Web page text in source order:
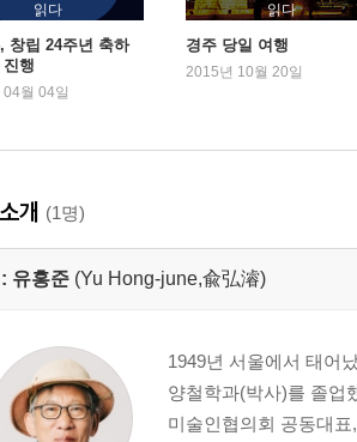
읽다
창립 24주년 축하
행
월 04일
읽다
경주 당일 여행
2015년 10월 20일
개 (1명)
유홍준 (Yu Hong-june,兪弘濬)
1949년 서울에서 태어
양철학과(박사)를 졸업
미술인협의회 공동대